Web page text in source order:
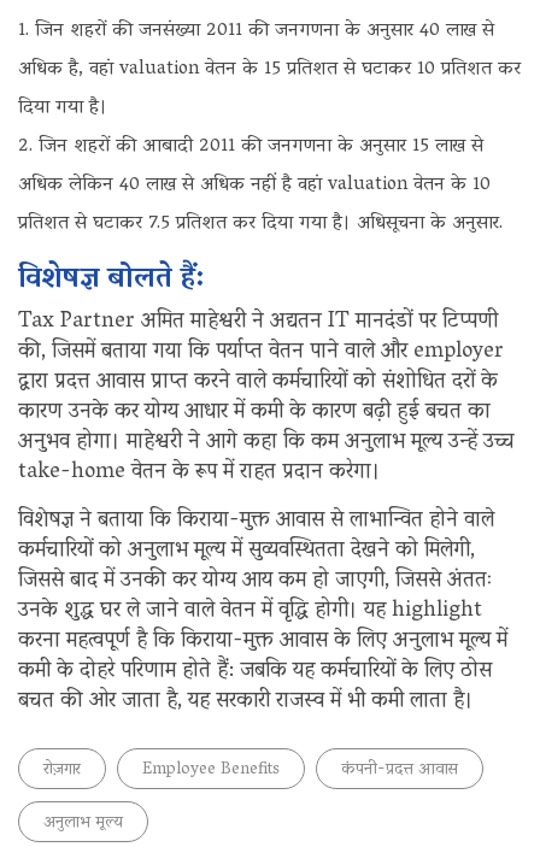
जिन शहरों की जनसंख्या 2011 की जनगणना के अनुसार 40 लाख से
अधिक है, वहां valuation वेतन के 15 प्रतिशत से घटाकर 10 प्रतिशत कर
दिया गया है।
जिन शहरों की आबादी 2011 की जनगणना के अनुसार 15 लाख से
अधिक लेकिन 40 लाख से अधिक नहीं है वहां valuation वेतन के 10
प्रतिशत से घटाकर 7.5 प्रतिशत कर दिया गया है। अधिसूचना के अनुसार.
विशेषज्ञ बोलते हैं:
Tax Partner अमित माहेश्वरी ने अद्यतन IT मानदंडों पर टिप्पणी
की, जिसमें बताया गया कि पर्याप्त वेतन पाने वाले और employer
द्वारा प्रदत्त आवास प्राप्त करने वाले कर्मचारियों को संशोधित दरों के
कारण उनके कर योग्य आधार में कमी के कारण बढ़ी हुई बचत का
अनुभव होगा। माहेश्वरी ने आगे कहा कि कम अनुलाभ मूल्य उन्हें उच्च
take-home वेतन के रूप में राहत प्रदान करेगा।
विशेषज्ञ ने बताया कि किराया-मुक्त आवास से लाभान्वित होने वाले
कर्मचारियों को अनुलाभ मूल्य में सुव्यवस्थितता देखने को मिलेगी,
जिससे बाद में उनकी कर योग्य आय कम हो जाएगी, जिससे अंततः
उनके शुद्ध घर ले जाने वाले वेतन में वृद्धि होगी। यह highlight
करना महत्वपूर्ण है कि किराया-मुक्त आवास के लिए अनुलाभ मूल्य में
कमी के दोहरे परिणाम होते हैं: जबकि यह कर्मचारियों के लिए ठोस
बचत की ओर जाता है, यह सरकारी राजस्व में भी कमी लाता है।
रोज़गार Employee Benefits
कंपनी-प्रदत्त आवास
अनुलाभ मूल्य